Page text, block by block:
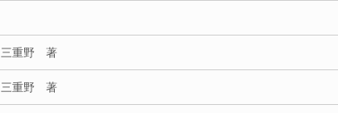
三重野 著
三重野 著